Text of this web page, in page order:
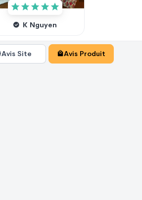
K Nguyen
Avis Site Avis Produit